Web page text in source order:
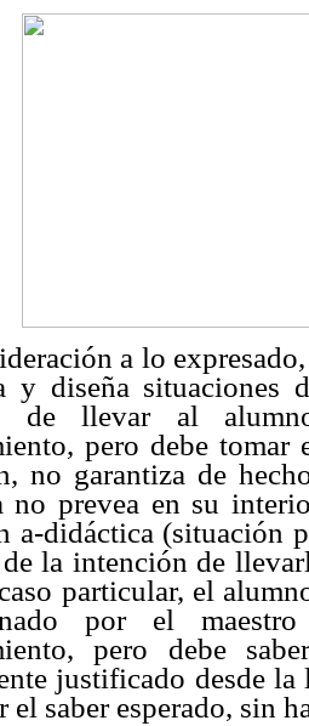
a lo
y diseña situaciones
de llevar al
pero debe
no garantiza de
no prevea en su
a-didáctica (situación
de la intención de
particular, el
por el
pero debe
justificado desde
el saber esperado, sin